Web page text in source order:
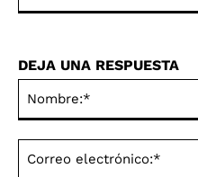
DEJA UNA RESPUESTA